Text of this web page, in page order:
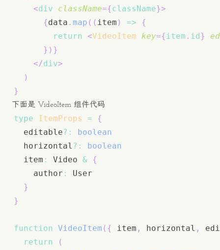
<div className={className}>
{data . map ( ( item ) =>
{
return
<VideoItem key={ item . id}
} ) }
</div>
)
}
下面是 VideoItem 组件代码
type ItemProps =
{
  editable
? :
boolean
  horizontal
? :
boolean
  item
: Video & {
    author
:
User
}
}
function VideoItem ( { item , horizontal ,
return
(